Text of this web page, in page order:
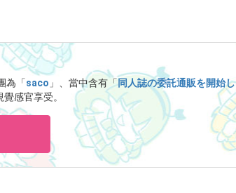
為「saco 」、當中含有「同人誌の委託通販を開始し
感官享受。